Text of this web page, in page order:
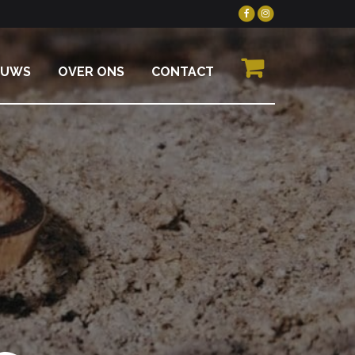
OVER ONS CONTACT